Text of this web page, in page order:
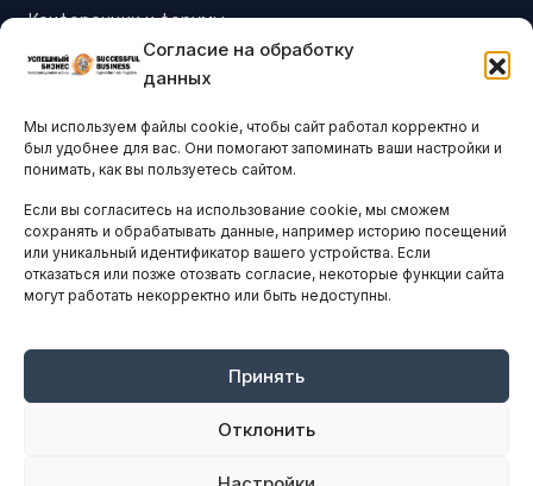
Согласие на обработку
данных
Мы используем файлы cookie, чтобы сайт работал корректно и
был удобнее для вас. Они помогают запоминать ваши настройки и
понимать, как вы пользуетесь сайтом.
Если вы согласитесь на использование cookie, мы сможем
сохранять и обрабатывать данные, например историю посещений
или уникальный идентификатор вашего устройства. Если
отказаться или позже отозвать согласие, некоторые функции сайта
могут работать некорректно или быть недоступны.
Принять
Отклонить
Конференции и форумы
Бизнес-клубы и ассоциации
Остальные новости
АНАЛИТИКА И СТАТИСТИКА
ARTICLES IN ENGLISH
НАВИГАЦИЯ
Оплата онлайн